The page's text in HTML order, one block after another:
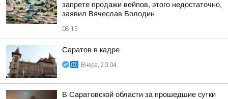
запрете продажи вейпов, этого недостаточно,
заявил Вячеслав Володин
08:15
Саратов в кадре
Вчера, 20:04
В Саратовской области за прошедшие сутки